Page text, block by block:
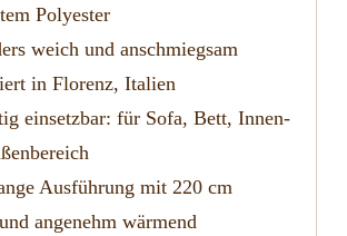
Polyester
weich und anschmiegsam
in Florenz, Italien
einsetzbar: für Sofa, Bett, Innen-
Ausführung mit 220 cm
angenehm wärmend